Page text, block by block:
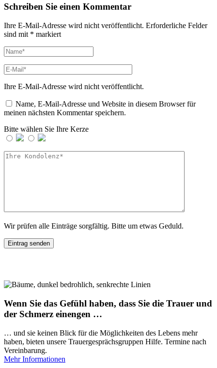
Schreiben Sie einen Kommentar
Ihre E-Mail-Adresse wird nicht veröffentlicht. Erforderliche Felder
sind mit * markiert
Ihre E-Mail-Adresse wird nicht veröffentlicht.
Name, E-Mail-Adresse und Website in diesem Browser für
meinen nächsten Kommentar speichern.
Bitte wählen Sie Ihre Kerze
Wir prüfen alle Einträge sorgfältig. Bitte um etwas Geduld.
Wenn Sie das Gefühl haben, dass Sie die Trauer und
der Schmerz einengen …
… und sie keinen Blick für die Möglichkeiten des Lebens mehr
haben, bieten unsere Trauergesprächsgruppen Hilfe. Termine nach
Vereinbarung.
Mehr Informationen